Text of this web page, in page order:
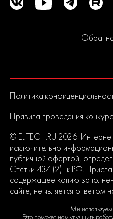
превращают любой рабочий
2
Политика
Правила проведения
© ELITECH.RU 2026.
исключительно
публичной офертой,
Статьи 437 (2) Гк РФ.
содержащее копию
сайте, не является ответом
сайта.
Мы
Это поможет нам улучшить